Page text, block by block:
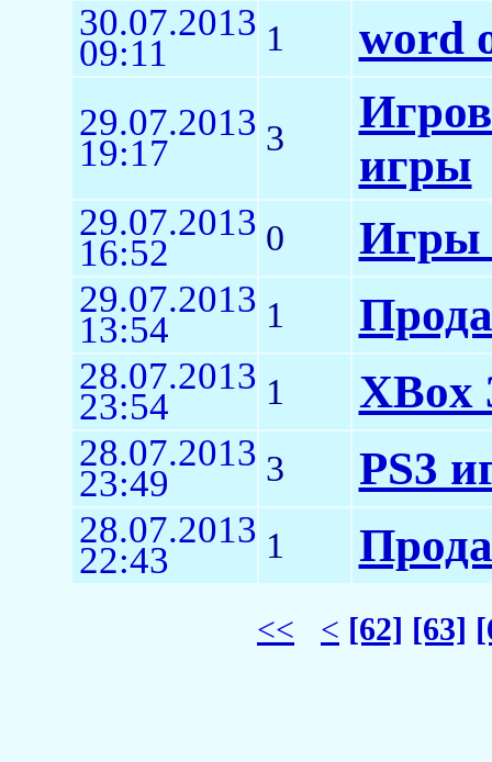
30.07.2013
09:11 1 word
29.07.2013
19:17 3
игры
29.07.2013
16:52 0 Игры
29.07.2013
13:54 1
28.07.2013
23:54 1 XBox
28.07.2013
23:49 3 PS3
28.07.2013
22:43 1
<< < [62] [63]